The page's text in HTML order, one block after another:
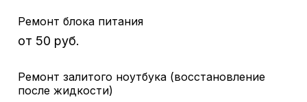
Ремонт блока питания
от 50 руб.
Ремонт залитого ноутбука (восстановление
после жидкости)